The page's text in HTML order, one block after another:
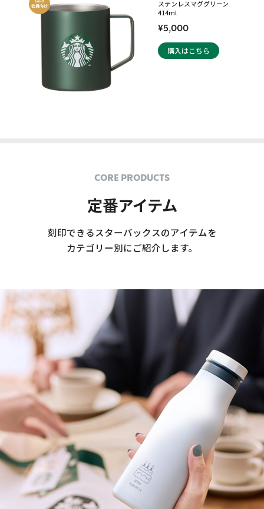
ステンレスマググリーン
414ml
¥5,000
購入はこちら
CORE PRODUCTS
定番アイテム
刻印できるスターバックスのアイテムを
カテゴリー別にご紹介します。